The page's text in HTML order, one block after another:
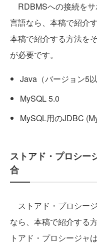
RDBMSへの接続を
言語なら、本稿で紹介
本稿で紹介する方法を
が必要です。
Java（バージョン5以
MySQL 5.0
MySQL用のJDBC
ストアド・プロシー
合
ストアド・プロシー
なら、本稿で紹介する
トアド・プロシージャ